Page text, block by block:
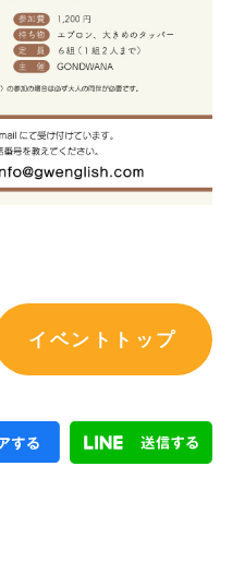
イベントトップ